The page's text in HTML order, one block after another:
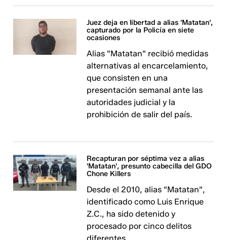
Juez deja en libertad a alias 'Matatan',
capturado por la Policía en siete
ocasiones
Alias "Matatan" recibió medidas
alternativas al encarcelamiento,
que consisten en una
presentación semanal ante las
autoridades judicial y la
prohibición de salir del país.
Recapturan por séptima vez a alias
'Matatan', presunto cabecilla del GDO
Chone Killers
Desde el 2010, alias "Matatan",
identificado como Luis Enrique
Z.C., ha sido detenido y
procesado por cinco delitos